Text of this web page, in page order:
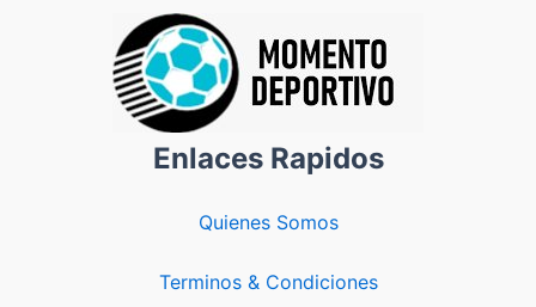
Enlaces Rapidos
Quienes Somos
Terminos & Condiciones